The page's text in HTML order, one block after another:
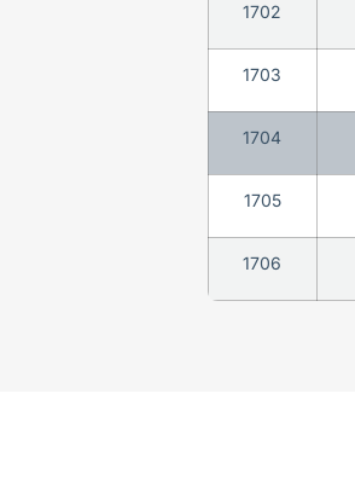
1702
1703
1704
1705
1706